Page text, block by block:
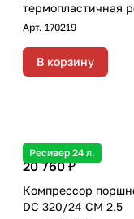
термопластичная
диаметр 10х15 мм
Арт.170219
В корзину
Ресивер 24 л.
20 760 ₽
Компрессор
DC 320/24 CM 2.5